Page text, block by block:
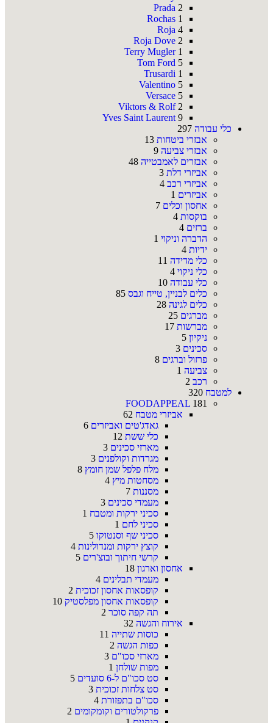
Prada 2
Rochas 1
Roja 4
Roja Dove 2
Terry Mugler 1
Tom Ford 5
Trusardi 1
Valentino 5
Versace 5
Viktors & Rolf 2
Yves Saint Laurent 9
כלי עבודה 297
אבזרי ביטחות 13
אבזרי צביעה 9
אבזרים לאמבטייה 48
אביזרי דלת 3
אביזרי רכב 4
אביזרים 1
אחסון וכלים 7
בוקסות 4
ברזים 4
הדברה וניקוי 1
ידיות 4
כלי מדידה 11
כלי ניקוי 4
כלי עבודה 10
כלים לבניין, טייח וגבס 85
כלים לגינה 28
מברגים 25
מברשות 17
ניקיון 5
סכינים 3
פרזול וברגים 8
צביעה 1
רכב 2
למטבח 320
FOODAPPEAL 181
אביזרי מטבח 62
גאדג'טים ואביזרים 6
כלי ששת 12
מארזי סכינים 3
מגרדות וקולפנים 3
מלח פלפל שמן חומץ 8
מסחטות מיץ 4
מסננות 7
מעמדי סכינים 3
סכיני ירקות ומטבח 1
סכיני לחם 1
סכיני שף וסנטוקו 5
קוצץ ירקות ומנדולינות 4
קרשי חיתוך ובוצ'רים 5
אחסון וארגון 18
מעמדי תבלינים 4
קופסאות אחסון זכוכית 2
קופסאות אחסון מפלסטיק 10
תה קפה סוכר 2
אירוח והגשה 32
כוסות שתייה 11
כפות הגשה 2
מארזי סכו"ם 3
מפות שולחן 1
סט סכו"ם ל-6 סועדים
5
סט צלחות זכוכית 3
סכו"ם בתפזורת 4
פרקולטורים וקומקומים 2